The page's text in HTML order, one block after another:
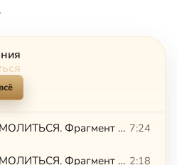
.
КАК ПРАВИЛЬНО МОЛИТЬСЯ. Фрагмент 01 7:24
КАК ПРАВИЛЬНО МОЛИТЬСЯ. Фрагмент 02 2:18